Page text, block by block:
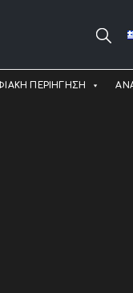
ΠΕΡΙΗΓΗΣΗ